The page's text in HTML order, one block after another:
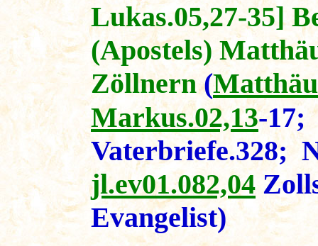
Lukas.05,27-35]
(Apostels)
Zöllnern(
Markus.02,13-
Vaterbriefe.328;
jl.ev01.082,04
Evangelist)